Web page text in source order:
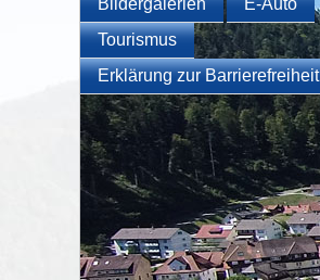
Bildergalerien
E-Auto
Tourismus
Erklärung zur Barrierefreiheit